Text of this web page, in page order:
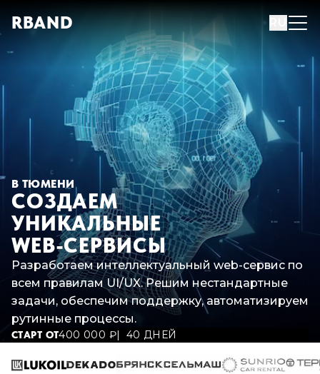
RBAND
СОЗДАЕМ
УНИКАЛЬНЫЕ
WEB-СЕРВИСЫ
В ТЮМЕНИ
Разработаем интеллектуальный web-сервис по
всем правилам UI/UX. Решим нестандартные
задачи, обеспечим поддержку, автоматизируем
рутинные процессы.
СТАРТ ОТ400 000 ₽ 40 ДНЕЙ